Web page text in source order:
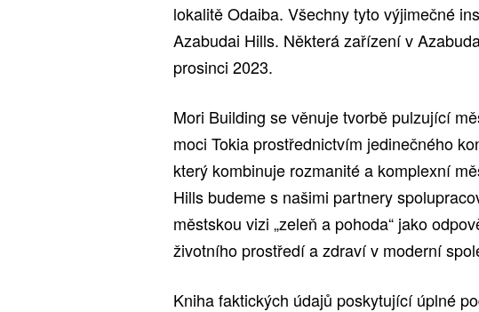
lokalitě Odaiba. Všechny tyto výjimečné
Azabudai Hills. Některá zařízení v
prosinci 2023.
Mori Building se věnuje tvorbě pulzující
moci Tokia prostřednictvím jedinečného
který kombinuje rozmanité a komplexní
Hills budeme s našimi partnery
městskou vizi „zeleň a pohoda“ jako
životního prostředí a zdraví v moderní
Kniha faktických údajů poskytující úplné